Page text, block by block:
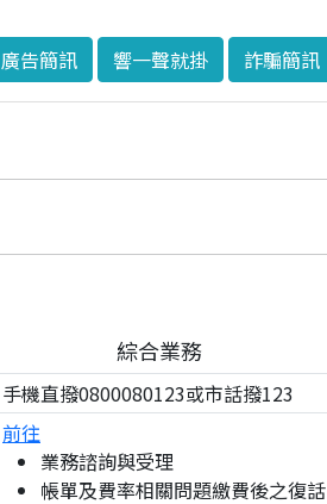
廣告簡訊 響一聲就掛 詐騙簡訊
綜合業務
手機直撥0800080123或市話撥123
前往
業務諮詢與受理
帳單及費率相關問題繳費後之復話